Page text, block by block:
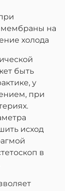
мембраны на
холода
быть
у
при
исход
в